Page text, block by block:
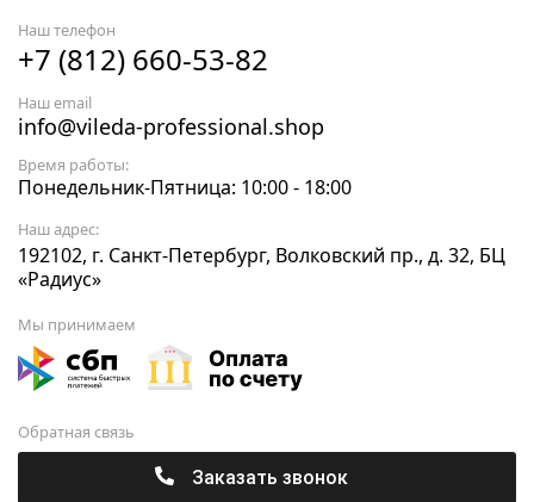
Наш телефон
+7 (812) 660-53-82
Наш email
info@vileda-professional.shop
Время работы:
Понедельник-Пятница: 10:00 - 18:00
Наш адрес:
192102, г. Санкт-Петербург, Волковский пр., д. 32, БЦ
«Радиус»
Мы принимаем
Обратная связь
Заказать звонок